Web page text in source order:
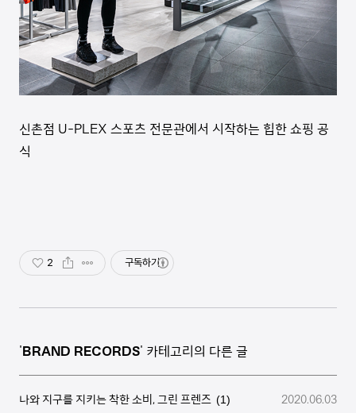
신촌점 U-PLEX 스포츠 전문관에서 시작하는 힙한 쇼핑 공
식
2 구독하기
'BRAND RECORDS' 카테고리의 다른 글
나와 지구를 지키는 착한 소비, 그린 프렌즈 (1)
2020.06.03